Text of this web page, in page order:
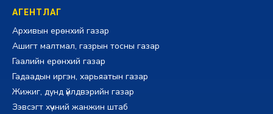
АГЕНТЛАГ
Архивын ерөнхий газар
Ашигт малтмал, газрын тосны газар
Гаалийн ерөнхий газар
Гадаадын иргэн, харьяатын газар
Жижиг, дунд үйлдвэрийн газар
Зэвсэгт хүчний жанжин штаб